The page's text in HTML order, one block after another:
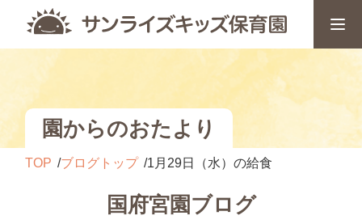
園からのおたより
TOP ブログトップ 1月29日（水）の給食
国府宮園ブログ